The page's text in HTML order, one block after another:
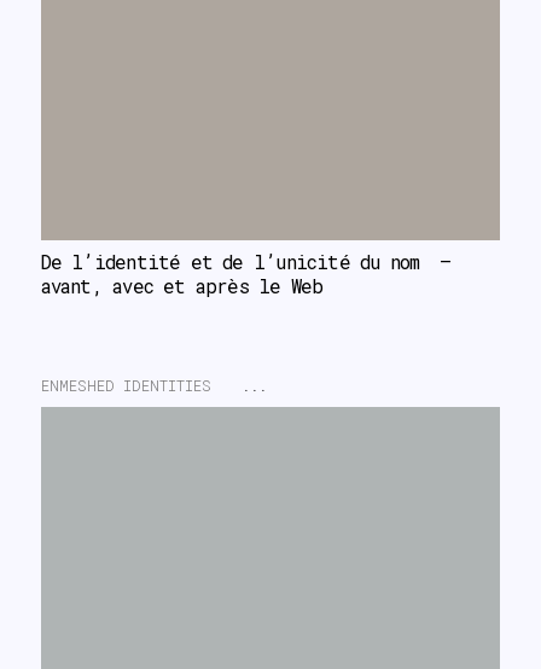
De l’identité et de l’unicité du nom  –
avant, avec et après le Web
ENMESHED IDENTITIES